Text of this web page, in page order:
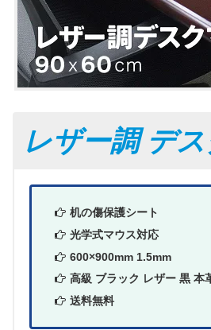
レザー調 デ
机の傷保護シート
光学式マウス対応
600×900mm 1.5mm
高級 ブラック レザー 黒 本
送料無料